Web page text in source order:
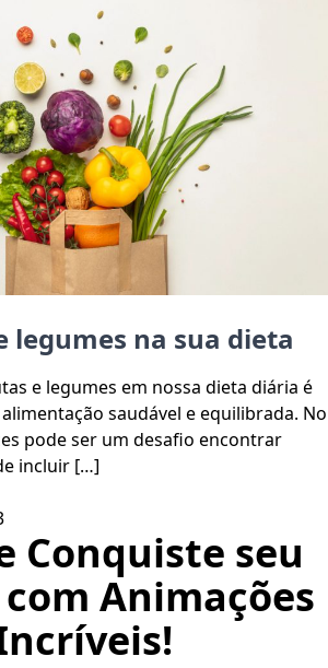
legumes na sua dieta
e legumes em nossa dieta diária é
saudável e equilibrada. No
pode ser um desafio encontrar
incluir […]
Conquiste seu
Animações